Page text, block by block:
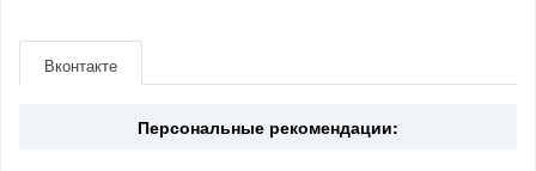
Материал Полиэстер
Вконтакте
Персональные рекомендации: